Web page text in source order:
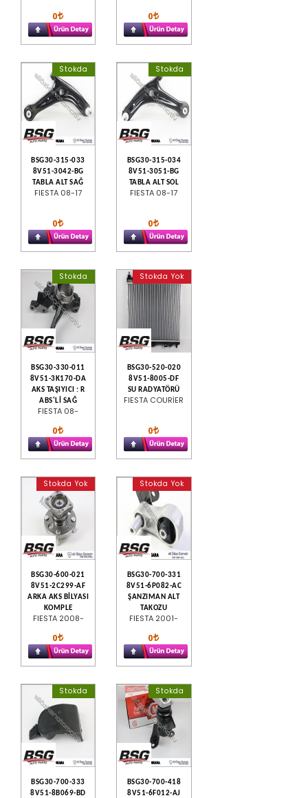
0 0
Stokda
BSG30-315-033
8V51-3042-BG
TABLA ALT SAĞ
FIESTA 08-17
0
Stokda
BSG30-315-034
8V51-3051-BG
TABLA ALT SOL
FIESTA 08-17
0
Stokda
BSG30-330-011
8V51-3K170-DA
AKS TAŞIYICI : R
ABS'Lİ SAĞ
FIESTA 08-
0
Stokda Yok
BSG30-520-020
8V51-8005-DF
SU RADYATÖRÜ
FIESTA COURİER
0
Stokda Yok
BSG30-600-021
8V51-2C299-AF
ARKA AKS BİLYASI
KOMPLE
FIESTA 2008-
0
Stokda Yok
BSG30-700-331
8V51-6P082-AC
ŞANZIMAN ALT
TAKOZU
FIESTA 2001-
0
Stokda
BSG30-700-333
8V51-8B069-BD
Stokda
BSG30-700-418
8V51-6F012-AJ